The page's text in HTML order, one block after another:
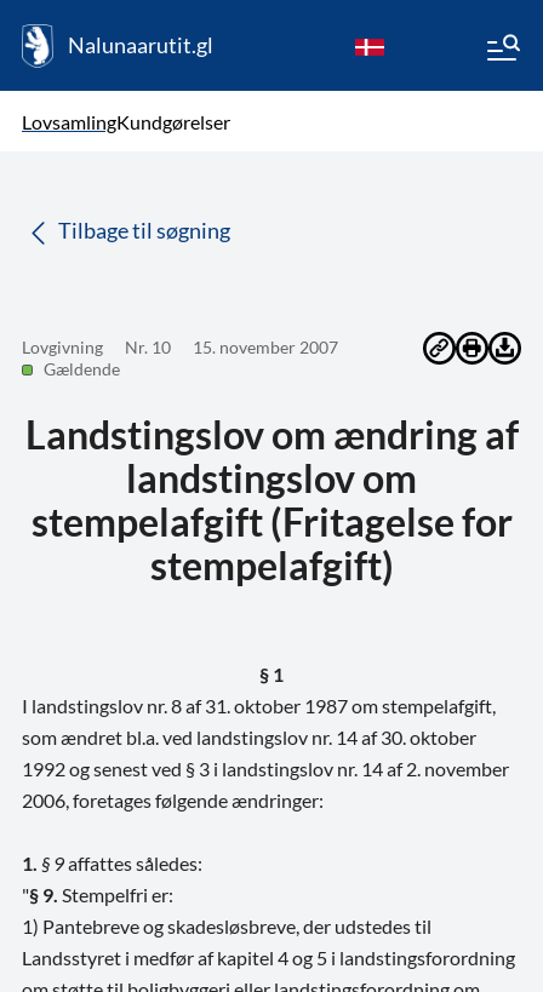
Nalunaarutit.gl
LovsamlingKundgørelser
Tilbage til søgning
Lovgivning Nr. 10
15. november 2007
Gældende
Landstingslov om ændring af
landstingslov om
stempelafgift (Fritagelse for
stempelafgift)
§ 1
I landstingslov nr. 8 af 31. oktober 1987 om stempelafgift,
som ændret bl.a. ved landstingslov nr. 14 af 30. oktober
1992 og senest ved § 3 i landstingslov nr. 14 af 2. november
2006, foretages følgende ændringer:
1. § 9affattes således:
"§ 9. Stempelfri er:
1) Pantebreve og skadesløsbreve, der udstedes til
Landsstyret i medfør af kapitel 4 og 5 i landstingsforordning